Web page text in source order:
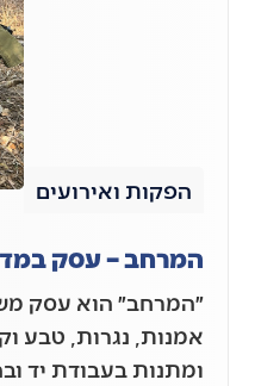
הפקות ואירועים
המרחב – עסק
״המרחב״ הוא עסק
אמנות, נגרות, טבע
ומתנות בעבודת יד